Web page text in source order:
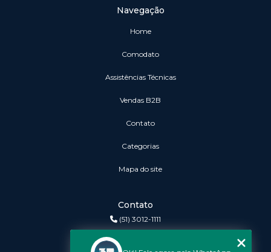
Navegação
Home
Comodato
Assistências Técnicas
vendas B2B
Contato
Categorias
Mapa do site
Contato
(51) 3012-1111